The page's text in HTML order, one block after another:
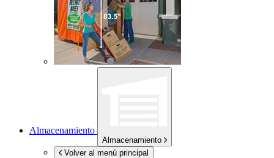
Almacenamiento
Almacenamiento
Volver al menú principal